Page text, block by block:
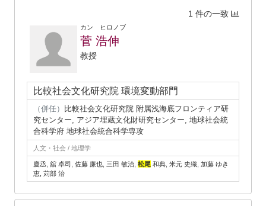
1 件の一致
カン ヒロノブ
菅 浩伸
教授
比較社会文化研究院 環境変動部門
（併任）
比較社会文化研究院 附属浅海底フロンティア研
究センター, アジア埋蔵文化財研究センター, 地球社会統
合科学府 地球社会統合科学専攻
人文・社会 / 地理学
慶丞, 舘 卓司, 佐藤 廉也, 三田 敏治, 松尾 和典, 米元 史織, 加藤 ゆき
恵, 苅部 治